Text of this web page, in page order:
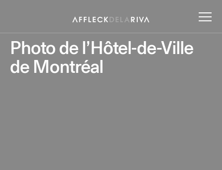
Photo de l’Hôtel-de-Ville
de Montréal